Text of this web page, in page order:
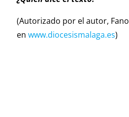
(Autorizado por el autor, Fano
en www.diocesismalaga.es)